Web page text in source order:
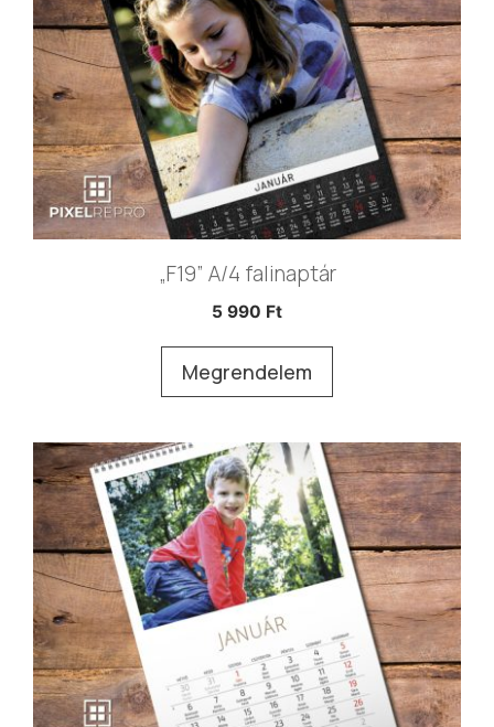
„F19” A/4 falinaptár
5 990 Ft
Megrendelem